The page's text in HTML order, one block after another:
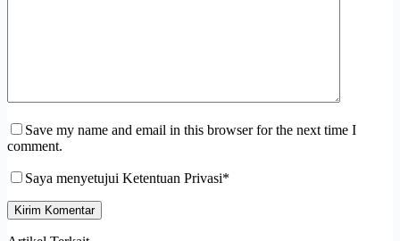
Save my name and email in this browser for the next time I
comment.
Saya menyetujui Ketentuan Privasi*
Kirim Komentar